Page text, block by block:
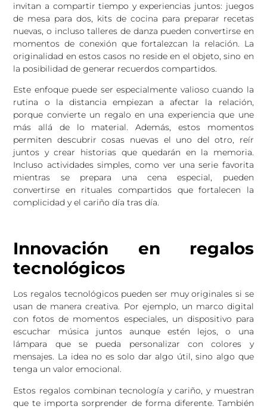
invitan a compartir tiempo y experiencias juntos: juegos
de mesa para dos, kits de cocina para preparar recetas
nuevas, o incluso talleres de danza pueden convertirse en
momentos de conexión que fortalezcan la relación. La
originalidad en estos casos no reside en el objeto, sino en
la posibilidad de generar recuerdos compartidos.
Este enfoque puede ser especialmente valioso cuando la
rutina o la distancia empiezan a afectar la relación,
porque convierte un regalo en una experiencia que une
más allá de lo material. Además, estos momentos
permiten descubrir cosas nuevas el uno del otro, reír
juntos y crear historias que quedarán en la memoria.
Incluso actividades simples, como ver una serie favorita
mientras se prepara una cena especial, pueden
convertirse en rituales compartidos que fortalecen la
complicidad y el cariño día tras día.
Innovación en regalos
tecnológicos
Los regalos tecnológicos pueden ser muy originales si se
usan de manera creativa. Por ejemplo, un marco digital
con fotos de momentos especiales, un dispositivo para
escuchar música juntos aunque estén lejos, o una
lámpara que se pueda personalizar con colores y
mensajes. La idea no es solo dar algo útil, sino algo que
tenga un valor emocional.
Estos regalos combinan tecnología y cariño, y muestran
que te importa sorprender de forma diferente. También